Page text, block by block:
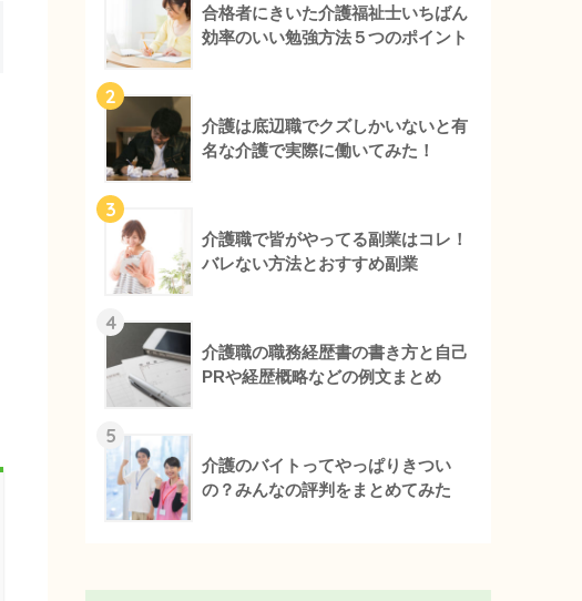
合格者にきいた介護福祉士いちばん
効率のいい勉強方法５つのポイント
2
介護は底辺職でクズしかいないと有
名な介護で実際に働いてみた！
3
介護職で皆がやってる副業はコレ！
バレない方法とおすすめ副業
4
介護職の職務経歴書の書き方と自己
PRや経歴概略などの例文まとめ
5
介護のバイトってやっぱりきつい
の？みんなの評判をまとめてみた